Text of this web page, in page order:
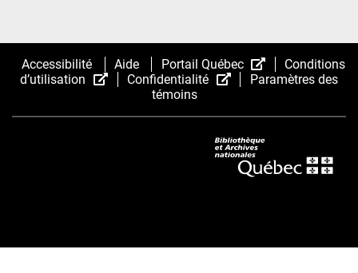
Accessibilité Aide Portail Québec
(Cet
hyperlien
nouvelle
fenêtre.)
Conditions
d’utilisation
(Cet
hyperlien
Confidentialité
(Cet
une
nouvelle
fenêtre.)
Paramètres des
témoins